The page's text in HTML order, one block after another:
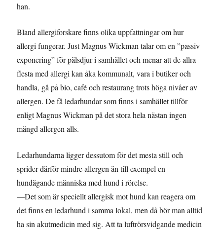
han.
Bland allergiforskare finns olika uppfattningar om hur
allergi fungerar. Just Magnus Wickman talar om en ”passiv
exponering” för pälsdjur i samhället och menar att de allra
flesta med allergi kan åka kommunalt, vara i butiker och
handla, gå på bio, café och restaurang trots höga nivåer av
allergen. De få ledarhundar som finns i samhället tillför
enligt Magnus Wickman på det stora hela nästan ingen
mängd allergen alls.
Ledarhundarna ligger dessutom för det mesta still och
sprider därför mindre allergen än till exempel en
hundägande människa med hund i rörelse.
—Det som är speciellt allergisk mot hund kan reagera om
det finns en ledarhund i samma lokal, men då bör man alltid
ha sin akutmedicin med sig. Att ta luftrörsvidgande medicin